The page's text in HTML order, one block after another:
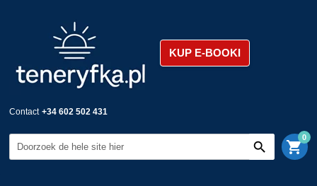
KUP E-BOOKI
Contact +34 602 502 431
shopping_cart
0